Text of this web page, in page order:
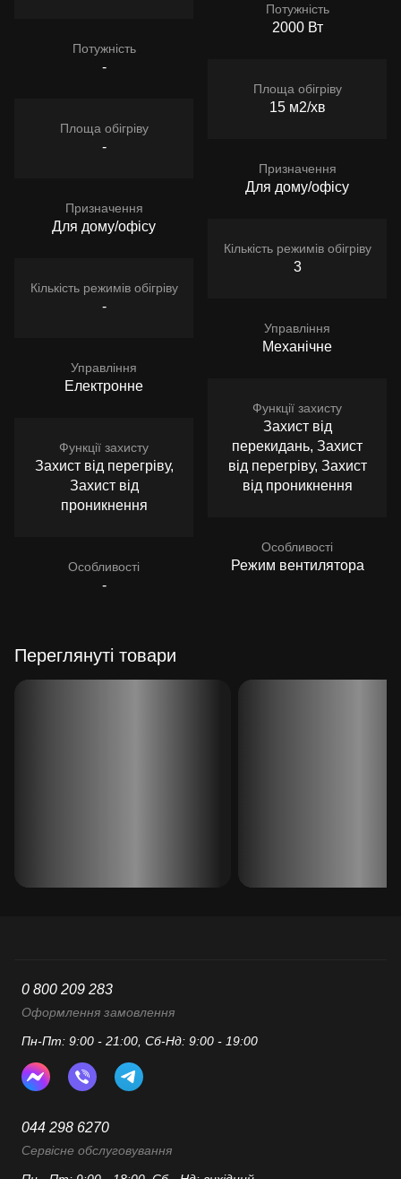
Потужність
-
Площа обігріву
-
Призначення
Для дому/офісу
Кількість режимів обігріву
-
Управління
Електронне
Функції захисту
Захист від перегріву,
Захист від
проникнення
Особливості
-
Потужність
2000 Вт
Площа обігріву
15 м2/хв
Призначення
Для дому/офісу
Кількість режимів обігріву
3
Управління
Механічне
Функції захисту
Захист від
перекидань, Захист
від перегріву, Захист
від проникнення
Особливості
Режим вентилятора
Переглянуті товари
0 800 209 283
Оформлення замовлення
Пн-Пт: 9:00 - 21:00, Сб-Нд: 9:00 - 19:00
044 298 6270
Сервісне обслуговування